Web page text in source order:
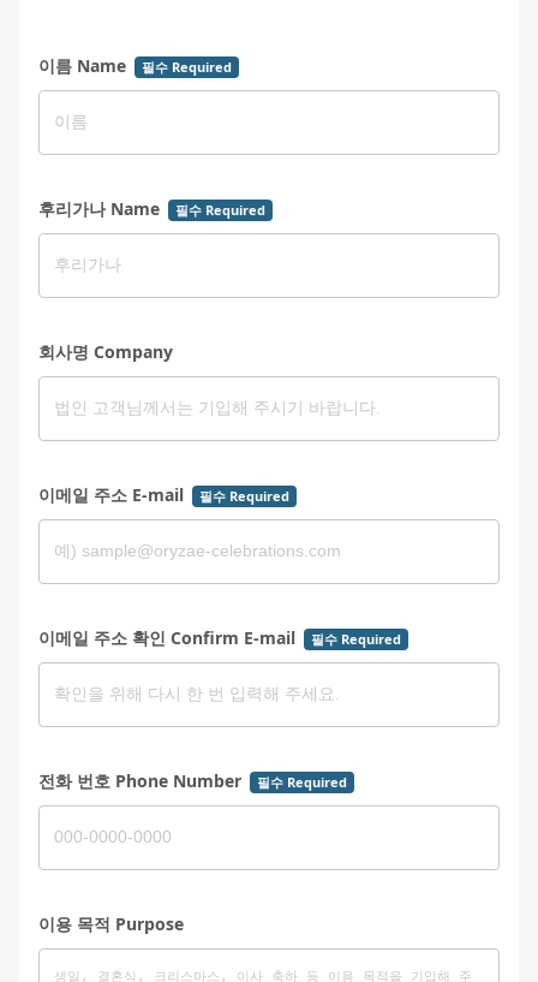
이름 Name 필수 Required
후리가나 Name 필수 Required
회사명 Company
이메일 주소 E-mail 필수 Required
이메일 주소 확인 Confirm E-mail 필수 Required
전화 번호 Phone Number 필수 Required
이용 목적 Purpose